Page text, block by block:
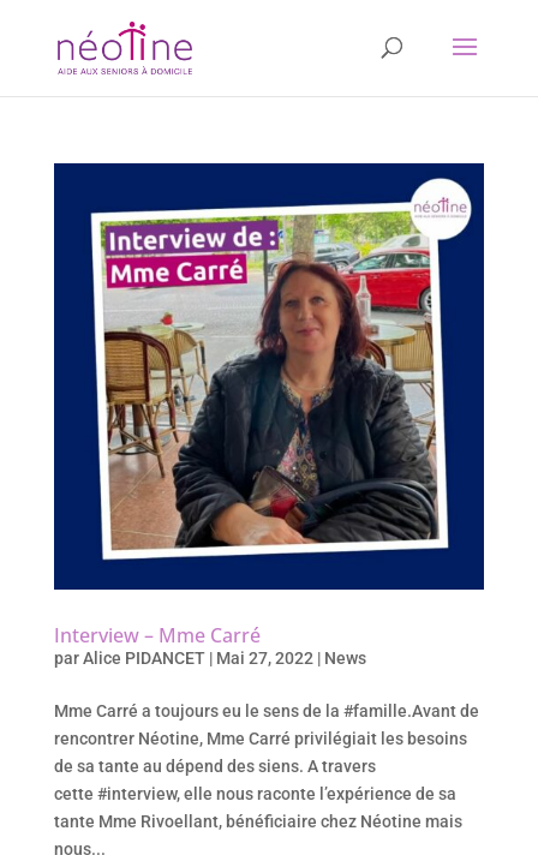
Interview – Mme Carré
parAlice PIDANCET| Mai 27, 2022 | News
Mme Carré a toujours eu le sens de la #famille.Avant de
rencontrer Néotine, Mme Carré privilégiait les besoins
de sa tante au dépend des siens. A travers
cette #interview, elle nous raconte l’expérience de sa
tante Mme Rivoellant, bénéficiaire chez Néotine mais
nous...